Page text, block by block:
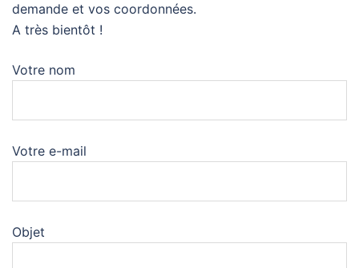
demande et vos coordonnées.
A très bientôt !
Votre nom
Votre e-mail
Objet